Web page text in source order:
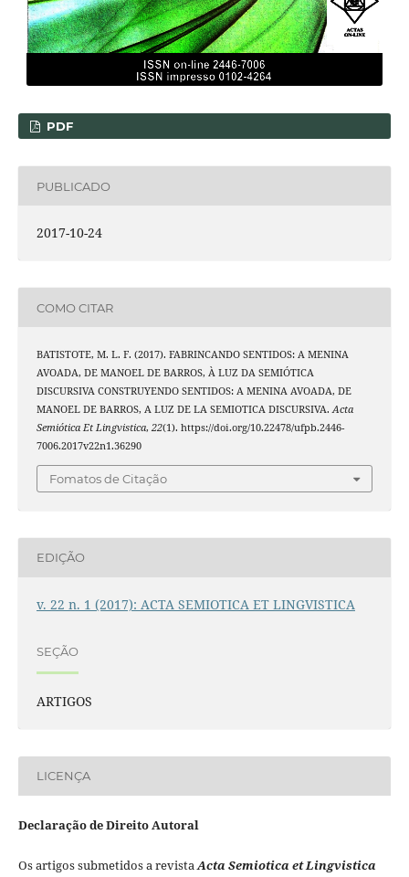
PDF
PUBLICADO
2017-10-24
COMO CITAR
BATISTOTE, M. L. F. (2017). FABRINCANDO SENTIDOS: A MENINA
AVOADA, DE MANOEL DE BARROS, À LUZ DA SEMIÓTICA
DISCURSIVA CONSTRUYENDO SENTIDOS: A MENINA AVOADA, DE
MANOEL DE BARROS, A LUZ DE LA SEMIOTICA DISCURSIVA.Acta
Semiótica Et Lingvistica, 22(1). https://doi.org/10.22478/ufpb.2446-
7006.2017v22n1.36290
Fomatos de Citação
EDIÇÃO
v. 22 n. 1 (2017): ACTA SEMIOTICA ET LINGVISTICA
SEÇÃO
ARTIGOS
LICENÇA
Declaração de Direito Autoral
Os artigos submetidos a revistaActa Semiotica et Lingvistica